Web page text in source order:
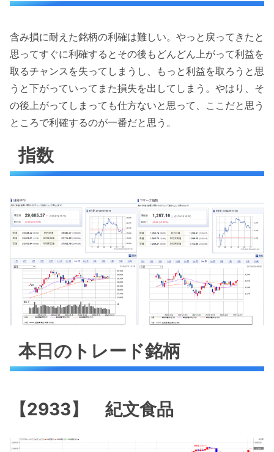
含み損に耐えた銘柄の利確は難しい。やっと戻ってきたと
思ってすぐに利確するとその後もどんどん上がって利益を
取るチャンスを失ってしまうし、もっと利益を取ろうと思
うと下がっていってまた損失を出してしまう。やはり、そ
の後上がってしまっても仕方ないと思って、ここだと思う
ところで利確するのが一番だと思う。
指数
本日のトレード銘柄
【2933】 紀文食品